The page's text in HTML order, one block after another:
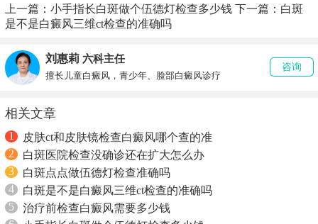
上一篇： 小手指长白斑做个伍德灯检查多少钱 下一篇： 白斑
是不是白癜风三维ct检查的准确吗
刘惠莉 六科主任
擅长儿童白癜风，青少年、脸部白癜风诊疗
咨询
相关文章
1
皮肤ct和皮肤镜检查白癜风哪个查的准
2
白斑医院检查没确诊还在扩大怎么办
3
白斑点点做伍德灯检查准确吗
4
白斑是不是白癜风三维ct检查的准确吗
5
治疗前检查白癜风需要多少钱